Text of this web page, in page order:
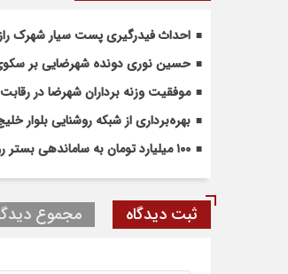
احداث فیدرگیری پست سیار شهرک
حسین نوری دونده شهرضایی بر سکوی
موفقیت وزنه برداران شهرضا در
بهره‌برداری از شبکه روشنایی بلوار
۱۰۰ میلیارد تومان به ساماندهی بستر رودخانه های فصلی شهرضا و دهاقان اختصاص یافت
ثبت دیدگاه مجموع